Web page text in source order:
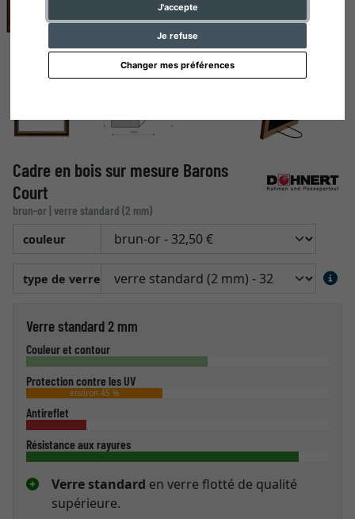
J'accepte
Je refuse
Changer mes préférences
Cadre en bois sur mesure Barons
Court
brun-or | verre standard (2 mm)
couleur
type de verre
Verre standard 2 mm
Couleur et contour
Protection contre les UV
environ 45 %
Antireflet
Résistance aux rayures
Verre standard en verre flotté de qualité
supérieure.